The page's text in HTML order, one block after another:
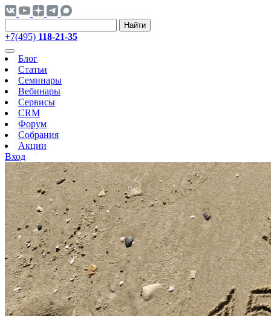
Найти
+7(495) 118-21-35
Блог
Статьи
Семинары
Вебинары
Сервисы
CRM
Форум
Собрания
Акции
Вход